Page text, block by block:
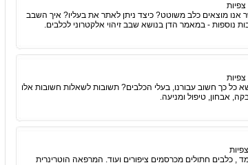
צפיות
אנו מוצאים כלב משוטט? כיצד ניתן לאתר את בעליו? איך השבב
נוספות - במאמר הדן בנושא שבב זיהוי אלקטרוני לכלבים.
צפיות
כך חשוב עבורנו, בעלי הכלבים? תשובות לשאלות חשובות אלו
אבחון, טיפול ומניעה.
צפיות
, כלבים חתולים מכרסמים ציפורים ועוד. המרפאה הוטרינרית